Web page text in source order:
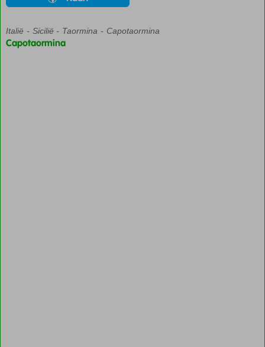
Home
Italië Sicilië Taormina Capotaormina
Capotaormina